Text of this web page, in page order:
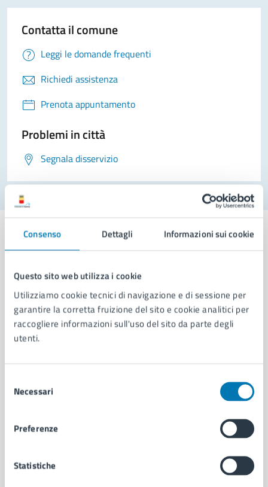
Consenso Dettagli Informazioni sui cookie
Questo sito web utilizza i cookie
Utilizziamo cookie tecnici di navigazione e di sessione per
garantire la corretta fruizione del sito e cookie analitici per
raccogliere informazioni sull'uso del sito da parte degli
utenti.
delNecessari
Preferenze
Statistiche
Contatta il comune
Leggi le domande frequenti
Richiedi assistenza
Prenota appuntamento
Problemi in città
Segnala disservizio
Comune di Napoli
AMMINISTRAZIONE
Aree amministrative
Organi di governo
Enti e fondazioni
Documenti e dati